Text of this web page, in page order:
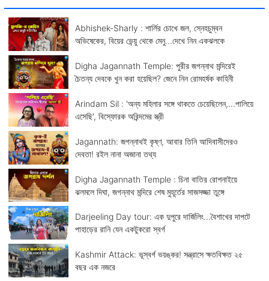
Abhishek-Sharly : শার্লির চোখে জল, স্নেহচুম্বন
অভিষেকের, বিয়ের ভেন্য়ু থেকে মেনু...দেখে নিন একঝলকে
Digha Jagannath Temple: পুরীর জগন্নাথ মন্দিরেই
চৈতন্য দেবকে খুন করা হয়েছিল? জেনে নিন রোমহর্ষক কাহিনী
Arindam Sil : 'অন্য মহিলার সঙ্গে থাকতে চেয়েছিলেন,...পালিয়ে
এসেছি', বিস্ফোরক অরিন্দমের স্ত্রী
Jagannath: জগন্নাথই কৃষ্ণ, আবার তিনি আদিবাসীদেরও
দেবতা! রইল নানা অজানা তথ্য
Digha Jagannath Temple : চিনা বাতির রোশনাইয়ে
ঝলমলে দিঘা, জগন্নাথ মন্দিরে শেষ মুহূর্তের সাজসজ্জা তুঙ্গে
Darjeeling Day tour: এক দুপুরে দার্জিলিং...বৈশাখের দাপটে
পাহাড়ের রানি যেন একটুকরো স্বর্গ
Kashmir Attack: ভূস্বর্গ ভয়ঙ্কর! সন্ত্রাসে ক্ষতবিক্ষত ২৫
বছর এক নজরে